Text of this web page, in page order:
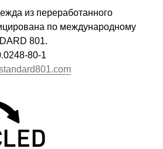
из переработанного
по международному
801.
80-1
и
наших